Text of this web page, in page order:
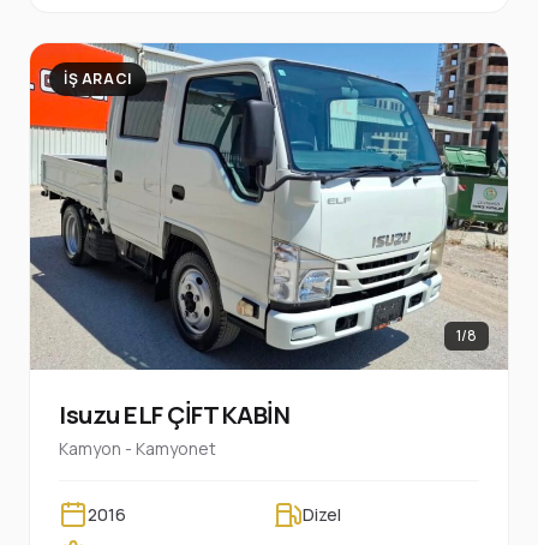
İŞ ARACI
1/8
Isuzu ELF ÇİFT KABİN
Kamyon - Kamyonet
2016
Dizel